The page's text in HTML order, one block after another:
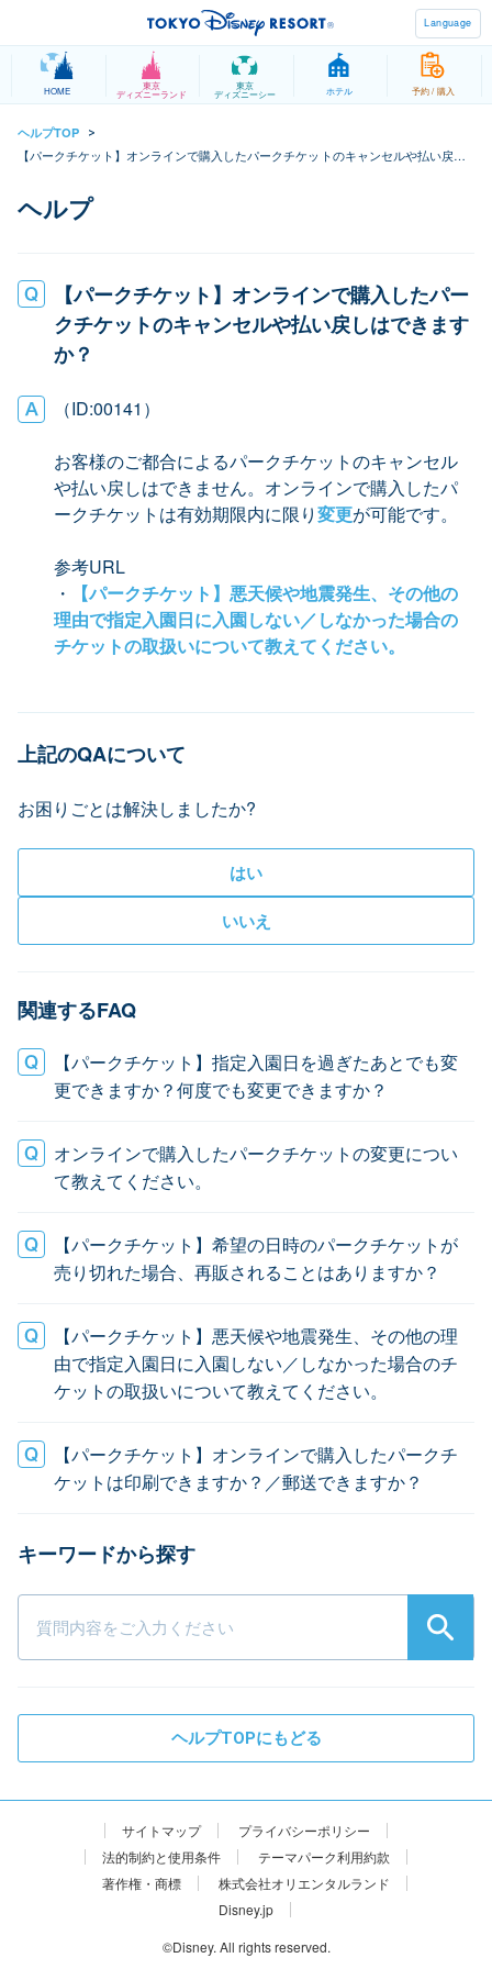
Language
HOME 東京
ディズニーランド
東京
ディズニーシー ホテル 予約 / 購入
ヘルプTOP >
【パークチケット】オンラインで購入したパークチケットのキャンセルや払い戻し
【パークチケット】オンラインで購入したパー
クチケットのキャンセルや払い戻しはできます
か？
（ID:00141）
お客様のご都合によるパークチケットのキャンセル
や払い戻しはできません。オンラインで購入したパ
ークチケットは有効期限内に限り変更が可能です。
参考URL
・
【パークチケット】悪天候や地震発生、その他の
理由で指定入園日に入園しない／しなかった場合の
チケットの取扱いについて教えてください。
上記のQAについて
お困りごとは解決しましたか?
はい
いいえ
関連するFAQ
【パークチケット】指定入園日を過ぎたあとでも変
更できますか？何度でも変更できますか？
オンラインで購入したパークチケットの変更につい
て教えてください。
【パークチケット】希望の日時のパークチケットが
売り切れた場合、再販されることはありますか？
【パークチケット】悪天候や地震発生、その他の理
由で指定入園日に入園しない／しなかった場合のチ
ケットの取扱いについて教えてください。
【パークチケット】オンラインで購入したパークチ
ケットは印刷できますか？／郵送できますか？
ヘルプTOPにもどる
サイトマップ
プライバシーポリシー
法的制約と使用条件
テーマパーク利用約款
著作権・商標
株式会社オリエンタルランド
Disney.jp
©Disney. All rights reserved.